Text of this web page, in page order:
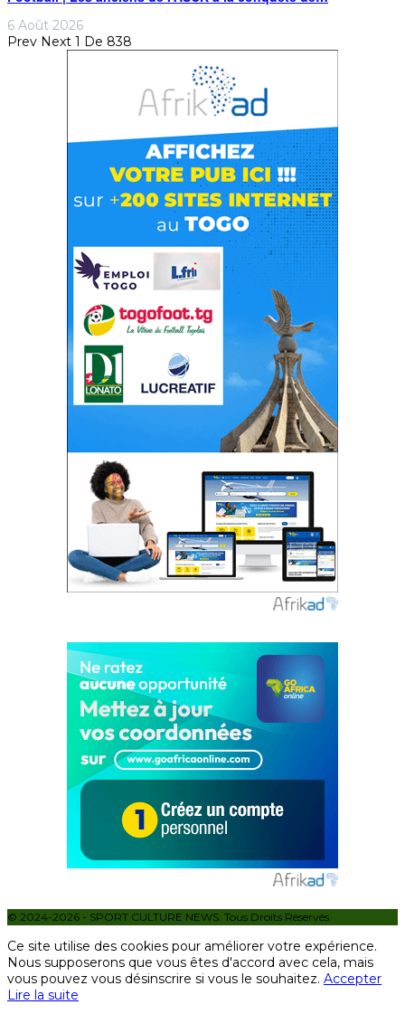
6 Août 2026
Prev Next 1 De 838
© 2024-2026 - SPORT CULTURE NEWS. Tous Droits Réservés.
Ce site utilise des cookies pour améliorer votre expérience.
Nous supposerons que vous êtes d'accord avec cela, mais
vous pouvez vous désinscrire si vous le souhaitez. Accepter
Lire la suite